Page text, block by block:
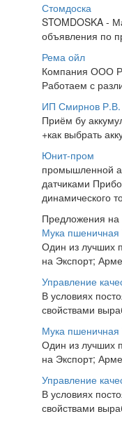
Стомдоска
STOMDOSKA -
объявления по
Рема ойл
Компания ООО
Работаем с
ИП Смирнов Р.В.
Приём бу
+как выбрать
Юнит-пром
промышленной
датчиками
динамического
Предложения на
Мука пшеничная
Один из лучших
на Экспорт;
Управление
В условиях
свойствами
Мука пшеничная
Один из лучших
на Экспорт;
Управление
В условиях
свойствами